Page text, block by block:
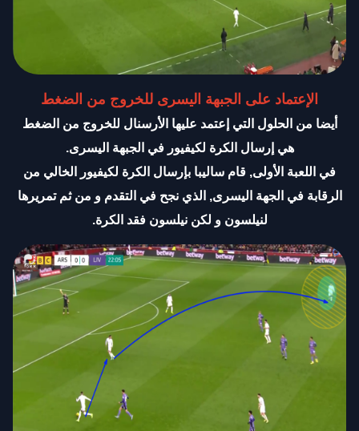
الإعتماد على الجبهة اليسرى للخروج من الضغط
أيضا من الحلول التي إعتمد عليها الأرسنال للخروج من الضغط
هي إرسال الكرة لكيفيور في الجبهة اليسرى.
في اللعبة الأولى, قام ساليبا بإرسال الكرة لكيفيور الخالي من
الرقابة في الجهة اليسرى, الذي نجح في التقدم و من ثم تمريرها
لنيلسون و لكن نيلسون فقد الكرة.